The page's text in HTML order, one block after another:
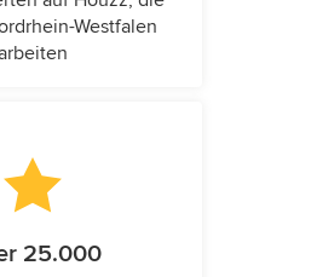
Westfalen
25.000